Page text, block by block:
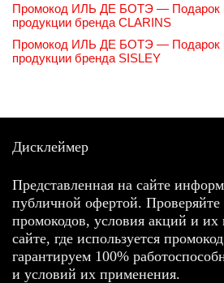
Промокод ИЛЬ ДЕ БОТЭ — Подарок
продукции бренда CLARINS
Промокод ИЛЬ ДЕ БОТЭ — Подарок
продукции бренда SISLEY
Дисклеймер
Представленная на сайте
публичной офертой. Проверяйте
промокодов, условия акций и их
сайте, где используется
гарантируем 100%
и условий их применения.